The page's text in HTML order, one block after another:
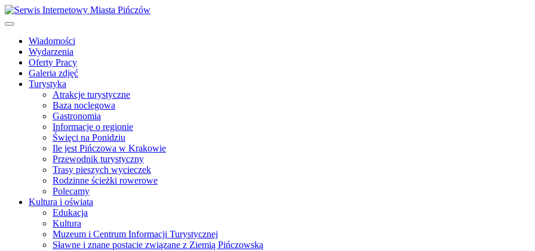
Wiadomości
Wydarzenia
Oferty Pracy
Galeria zdjęć
Turystyka
Atrakcje turystyczne
Baza noclegowa
Gastronomia
Informacje o regionie
Święci na Ponidziu
Ile jest Pińczowa w Krakowie
Przewodnik turystyczny
Trasy pieszych wycieczek
Rodzinne ścieżki rowerowe
Polecamy
Kultura i oświata
Edukacja
Kultura
Muzeum i Centrum Informacji Turystycznej
Sławne i znane postacie związane z Ziemią Pińczowską